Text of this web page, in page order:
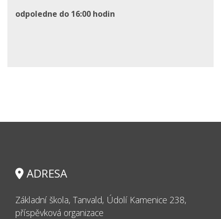
odpoledne do 16:00 hodin
ADRESA
Základní škola, Tanvald, Údolí Kamenice 238,
příspěvková organizace